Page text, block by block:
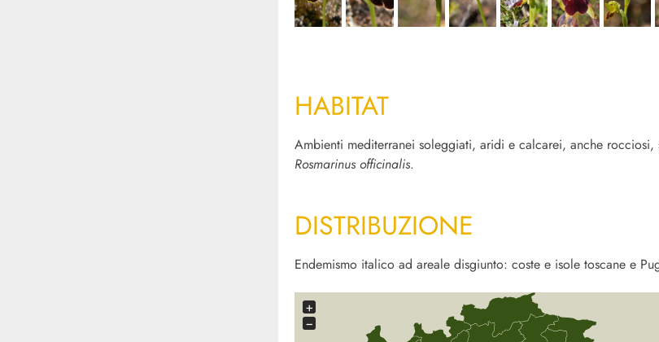
HABITAT
Ambienti mediterranei soleggiati, aridi e calcarei, anche rocciosi,
Rosmarinus officinalis.
DISTRIBUZIONE
Endemismo italico ad areale disgiunto: coste e isole toscane e
+
−